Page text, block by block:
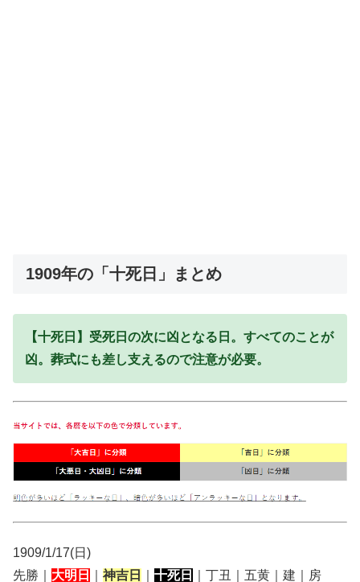
1909年の「十死日」まとめ
【十死日】受死日の次に凶となる日。すべてのことが
凶。葬式にも差し支えるので注意が必要。
1909/1/17(日)
先勝｜ 大明日 神吉日 十死日 ｜丁丑｜五黄｜建｜房